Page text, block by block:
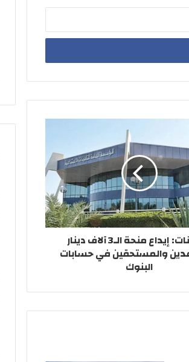
التأمينات: إيداع منحة الـ3 آلاف دينار
والمستحقين في حسابات
البنوك